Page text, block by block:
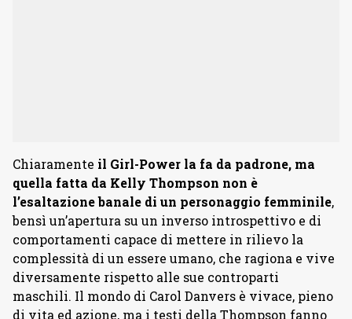
Chiaramente il Girl-Power la fa da padrone, ma
quella fatta da Kelly Thompson non è
l’esaltazione banale di un personaggio femminile,
bensì un’apertura su un inverso introspettivo e di
comportamenti capace di mettere in rilievo la
complessità di un essere umano, che ragiona e vive
diversamente rispetto alle sue controparti
maschili. Il mondo di Carol Danvers è vivace, pieno
di vita ed azione, ma i testi della Thompson fanno